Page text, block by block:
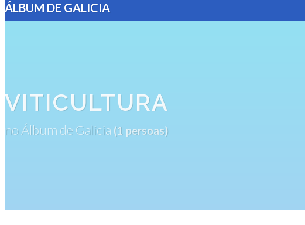
ÁLBUM DE GALICIA
VITICULTURA
no Álbum de Galicia (1 persoas)